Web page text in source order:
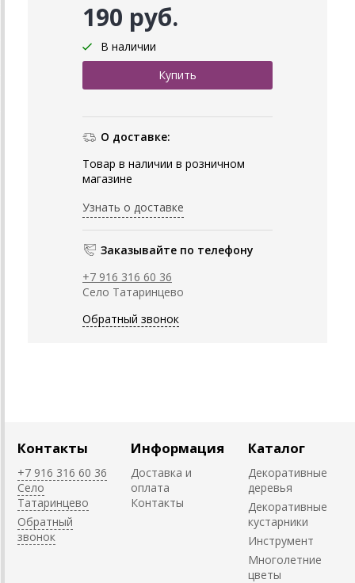
190 руб.
В наличии
О доставке:
Товар в наличии в розничном
магазине
Узнать о доставке
Заказывайте по телефону
+7 916 316 60 36
Село Татаринцево
Обратный звонок
Контакты
+7 916 316 60 36
Село
Татаринцево
Обратный
звонок
Информация
Доставка и
оплата
Контакты
Каталог
Декоративные
деревья
Декоративные
кустарники
Инструмент
Многолетние
цветы